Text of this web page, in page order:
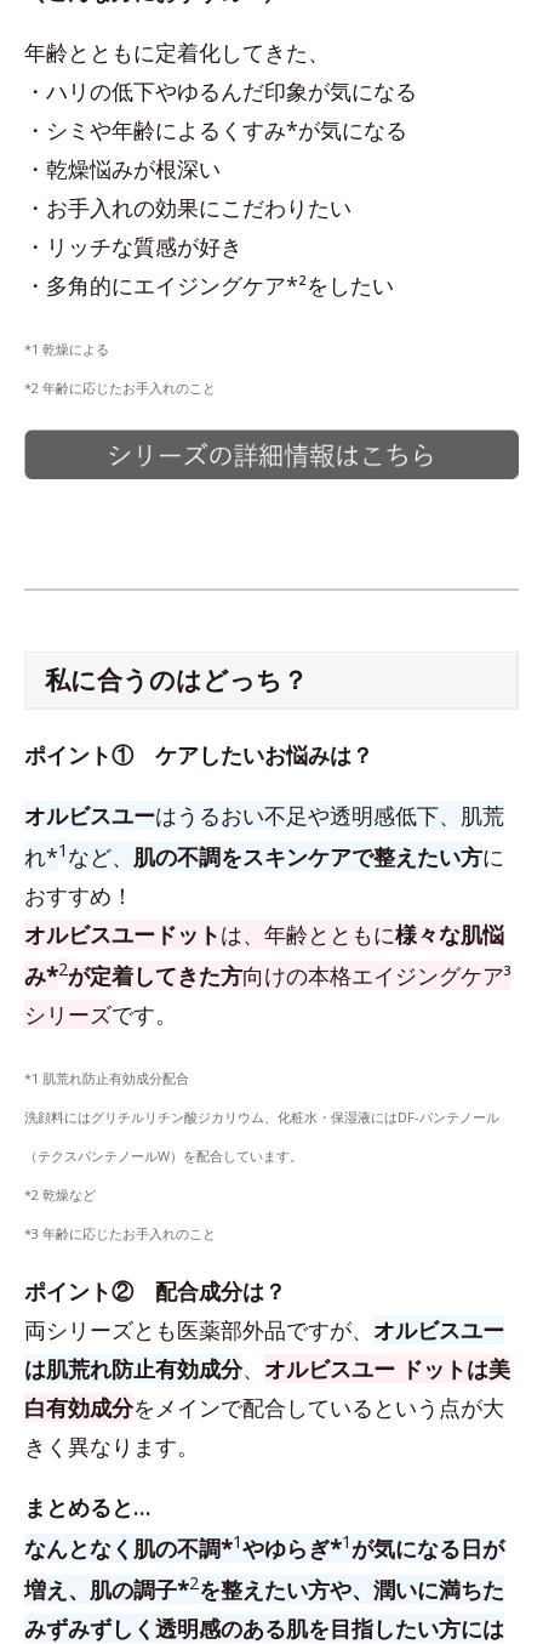
年齢とともに定着化してきた、
・ハリの低下やゆるんだ印象が気になる
・シミや年齢によるくすみ*が気になる
・乾燥悩みが根深い
・お手入れの効果にこだわりたい
・リッチな質感が好き
・多角的にエイジングケア*²をしたい
*1 乾燥による
*2 年齢に応じたお手入れのこと
私に合うのはどっち？
ポイント① ケアしたいお悩みは？
オルビスユーはうるおい不足や透明感低下、肌荒
れ*1 など、 肌の不調をスキンケアで整えたい方に
おすすめ！
オルビスユードットは、年齢とともに様々な肌悩
み*2が定着してきた方向けの本格エイジングケア³
シリーズです。
*1 肌荒れ防止有効成分配合
洗顔料にはグリチルリチン酸ジカリウム、化粧水・保湿液にはDF-パンテノール
（テクスパンテノールW）を配合しています。
*2 乾燥など
*3 年齢に応じたお手入れのこと
ポイント② 配合成分は？
両シリーズとも医薬部外品ですが、 オルビスユー
は肌荒れ防止有効成分、 オルビスユー ドットは美
白有効成分をメインで配合しているという点が大
きく異なります。
まとめると…
なんとなく肌の不調*1やゆらぎ*1 が気になる日が
増え、肌の調子*2を整えたい方や、潤いに満ちた
みずみずしく透明感のある肌を目指したい方には